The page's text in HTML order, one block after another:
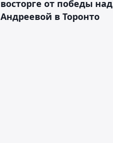
восторге от победы над
Андреевой в Торонто